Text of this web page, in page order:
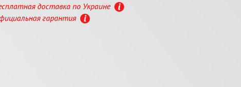
доставка по Украине
гарантия